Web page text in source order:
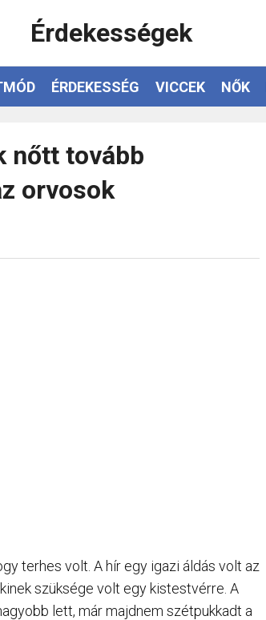
Érdekességek
ÉRDEKESSÉG VICCEK NŐK
nőtt tovább
orvosok
terhes volt. A hír egy igazi áldás volt az
szüksége volt egy kistestvérre. A
lett, már majdnem szétpukkadt a